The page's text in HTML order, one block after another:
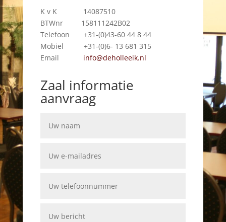
K v K 14087510
BTWnr 158111242B02
Telefoon +31-(0)43-60 44 8 44
Mobiel +31-(0)6- 13 681 315
Email info@deholleeik.nl
Zaal informatie
aanvraag